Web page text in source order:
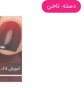
دسته: ناخن